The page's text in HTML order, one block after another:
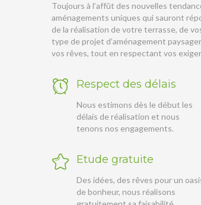
Toujours à l’affût des nouvelles
aménagements uniques qui sauront
de la réalisation de votre terrasse, de
type de projet d’aménagement
vos rêves, tout en respectant vos
Respect des délais
Nous estimons dès le début les
délais de réalisation et nous
tenons nos engagements.
Etude gratuite
Des idées, des rêves pour un
de bonheur, nous réalisons